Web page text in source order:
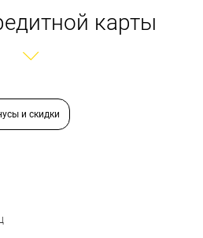
карты
и скидки